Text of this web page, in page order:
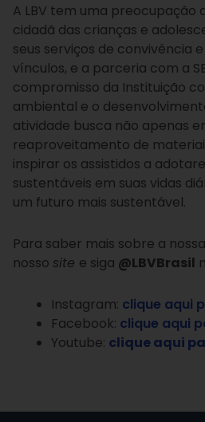
A LBV tem uma preocupação
cidadã das crianças e
seus serviços de convivência
vínculos, e a parceria com a
compromisso da Instituição
ambiental e o
atividade busca não apenas
reaproveitamento de
inspirar os assistidos a
sustentáveis em suas vidas
um futuro mais sustentável.
Para saber mais sobre a
nosso site e siga @LBVBrasil
Instagram: clique aqui
Facebook: clique aqui
Youtube: clique aqui